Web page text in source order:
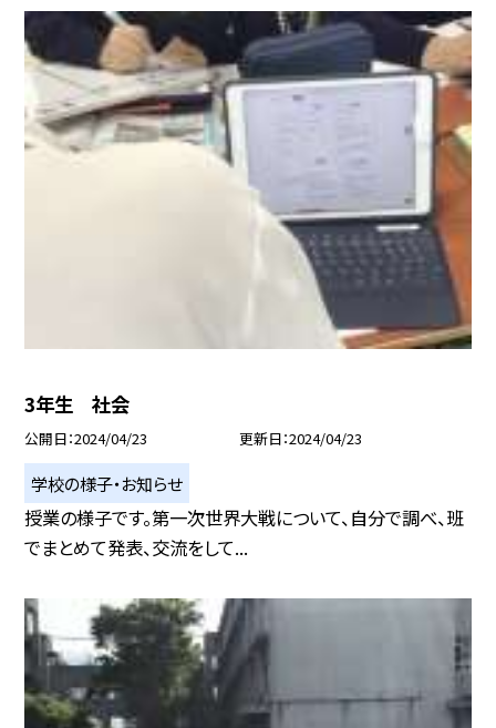
3年生 社会
公開日 2024/04/23 更新日 2024/04/23
学校の様子・お知らせ
授業の様子です。第一次世界大戦について、自分で調べ、班
でまとめて発表、交流をして...